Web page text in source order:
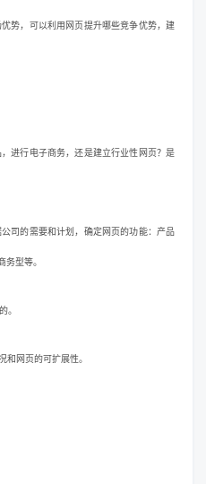
势，可以利用网页提升哪些竞争优势，建
进行电子商务，还是建立行业性网页？是
司的需要和计划，确定网页的功能：产品
务型等。
。
网页的可扩展性。